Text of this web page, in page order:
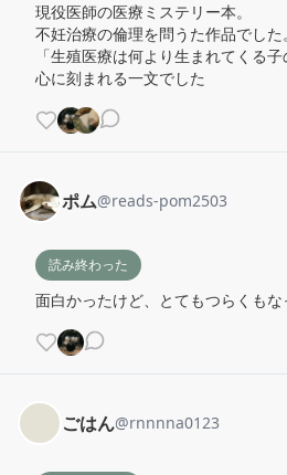
現役医師の医療ミステリー本。
不妊治療の倫理を問うた作品でした。
「生殖医療は何より生まれてくる子
心に刻まれる一文でした
ポム@reads-pom2503
読み終わった
面白かったけど、とてもつらくもな
ごはん@rnnnna0123